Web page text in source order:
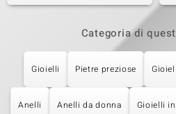
Categoria di
Gioielli Pietre preziose
Anelli Anelli da donna Gioielli